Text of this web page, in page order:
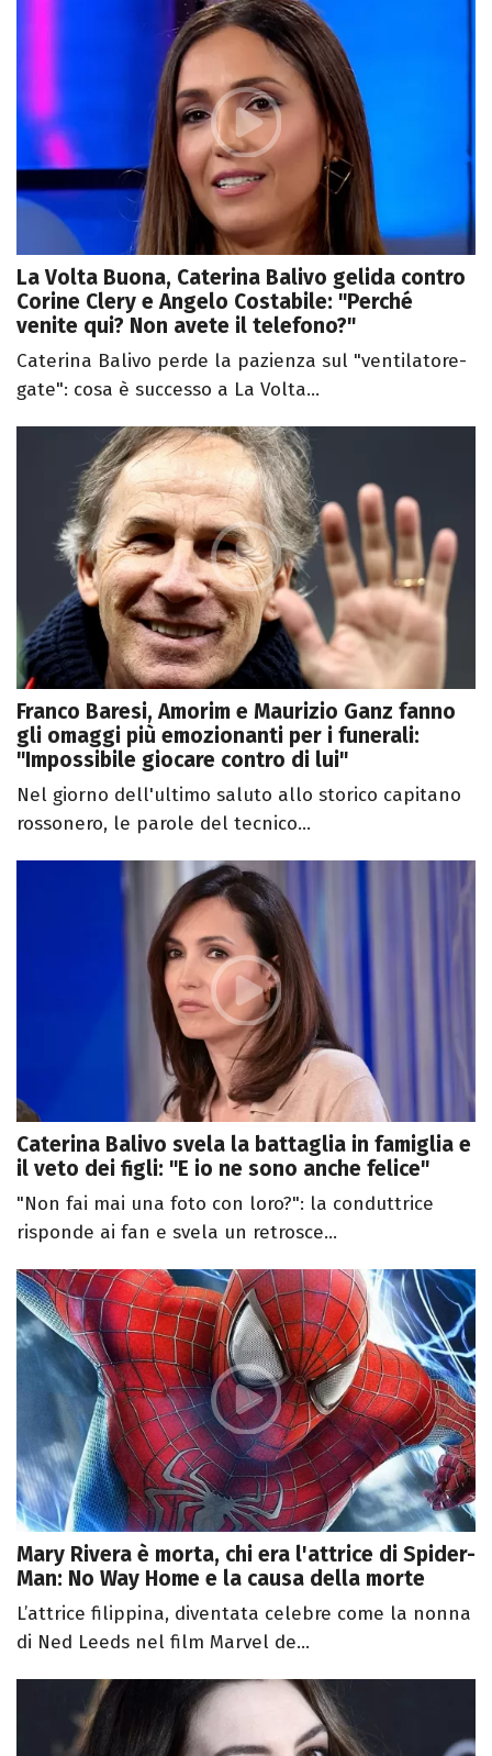
La Volta Buona, Caterina Balivo gelida contro
Corine Clery e Angelo Costabile: "Perché
venite qui? Non avete il telefono?"
Caterina Balivo perde la pazienza sul "ventilatore-
gate": cosa è successo a La Volta...
Franco Baresi, Amorim e Maurizio Ganz fanno
gli omaggi più emozionanti per i funerali:
"Impossibile giocare contro di lui"
Nel giorno dell'ultimo saluto allo storico capitano
rossonero, le parole del tecnico...
Caterina Balivo svela la battaglia in famiglia e
il veto dei figli: "E io ne sono anche felice"
"Non fai mai una foto con loro?": la conduttrice
risponde ai fan e svela un retrosce...
Mary Rivera è morta, chi era l'attrice di Spider-
Man: No Way Home e la causa della morte
L’attrice filippina, diventata celebre come la nonna
di Ned Leeds nel film Marvel de...